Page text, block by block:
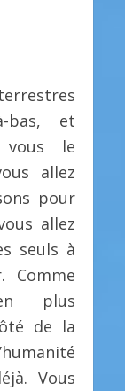
bas, et
vous le
allez
pour
allez
seuls à
Comme
plus
de la
Vous